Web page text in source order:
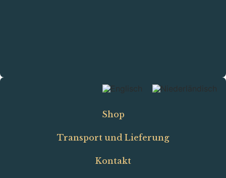
Shop
Transport und Lieferung
Kontakt